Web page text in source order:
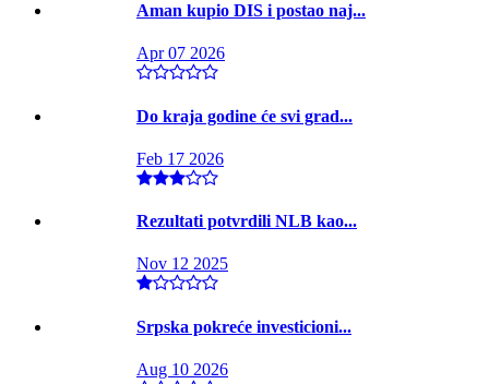
Aman kupio DIS i postao naj...
Apr 07 2026
Do kraja godine će svi grad...
Feb 17 2026
Rezultati potvrdili NLB kao...
Nov 12 2025
Srpska pokreće investicioni...
Aug 10 2026